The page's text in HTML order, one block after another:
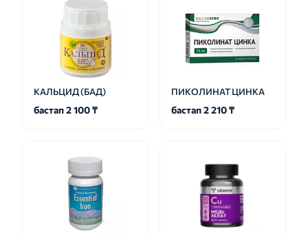
КАЛЬЦИД (БАД)
бастап 2 100 ₸
ПИКОЛИНАТ ЦИНКА
бастап 2 210 ₸